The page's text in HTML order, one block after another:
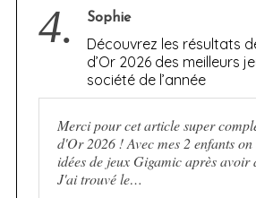
4. Sophie
Découvrez les résultats
d’Or 2026 des meilleurs
société de l’année
Merci pour cet article super
d'Or 2026 ! Avec mes 2 enfants
idées de jeux Gigamic après avoir
J'ai trouvé le…